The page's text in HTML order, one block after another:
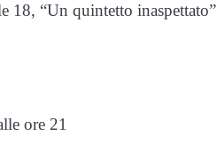
18, “Un quintetto inaspettato”
ore 21